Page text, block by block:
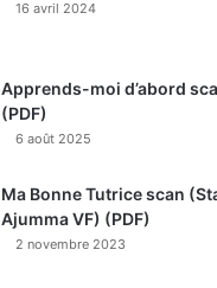
16 avril 2024
Apprends-moi d’abord
(PDF)
6 août 2025
Ma Bonne Tutrice scan
Ajumma VF) (PDF)
2 novembre 2023